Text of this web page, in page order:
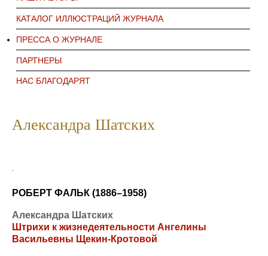
КАТАЛОГ ИЛЛЮСТРАЦИЙ ЖУРНАЛА
ПРЕССА О ЖУРНАЛЕ
ПАРТНЕРЫ
НАС БЛАГОДАРЯТ
Александра Шатских
РОБЕРТ ФАЛЬК (1886–1958)
Александра Шатских
Штрихи к жизнедеятельности Ангелины
Васильевны Щекин-Кротовой